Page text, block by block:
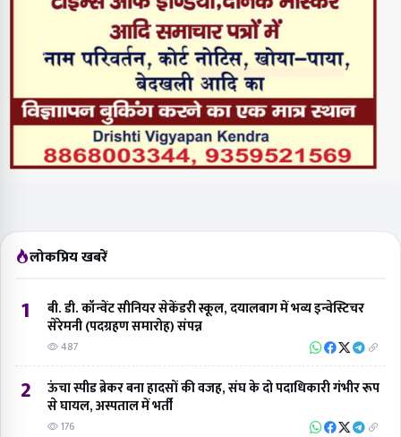
लोकप्रिय खबरें
1
बी. डी. कॉन्वेंट सीनियर सेकेंडरी स्कूल, दयालबाग में भव्य इन्वेस्टिचर
सेरेमनी (पदग्रहण समारोह) संपन्न
487
2
ऊंचा स्पीड ब्रेकर बना हादसों की वजह, संघ के दो पदाधिकारी गंभीर रूप
से घायल, अस्पताल में भर्ती
176